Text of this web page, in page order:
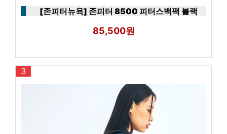
[존피터뉴욕] 존피터 8500 피터스백팩 블랙
85,500원
3